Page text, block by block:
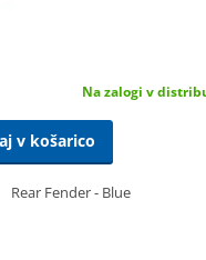
Na zalogi v
v košarico
Rear Fender - Blue